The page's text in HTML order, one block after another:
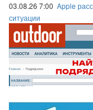
03.08.26 7:00 Apple
ситуации